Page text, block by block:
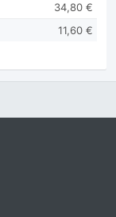
34,80 €
11,60 €